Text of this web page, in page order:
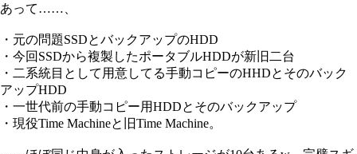
あって……、
・元の問題SSDとバックアップのHDD
・今回SSDから複製したポータブルHDDが新旧二台
・二系統目として用意してる手動コピーのHHDとそのバック
アップHDD
・一世代前の手動コピー用HDDとそのバックアップ
・現役Time Machineと旧Time Machine。